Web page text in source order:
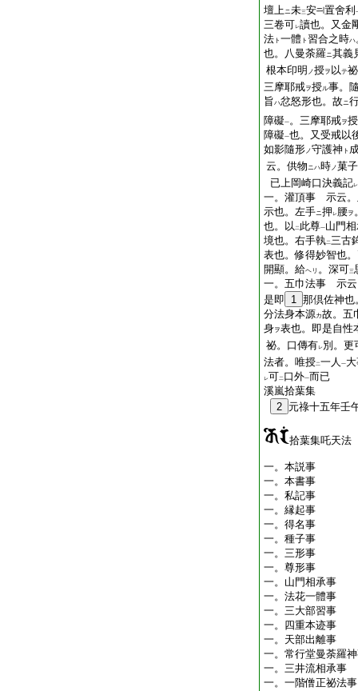
壇上ニ未三安 置舍利
三卷可レ讀也。又金
法 ト 一體 ト 習合之時ハ
也。八曼荼羅ニ其義
根本印明 ノ授ヲ 以テ
三摩耶戒ヲ授ル事。
旨ハ忿怒形也。故ニ
障礙一。三摩耶戒ヲ授
障礙一也。又受戒以
如影隨形ノ守護神 ト
云。供物ニハ時ノ菓
已上岡崎口決義記レ
一。灌頂事 示云。
示也。左手ニ押 レ腰ヲ
也。以 二 此尊一山門
境也。右手執二三古
表也。修得妙智也
開顯。給ヘリ 。深可三
一。五巾法事 示云
是即
1 那倶佐神也
分法身本源カ故。五
身ヲ表也。即是自性
祕。口傳有レ別。更
法者。唯授二一人 一
レ可二 口外一而已
溪嵐拾葉集
2 元祿十五年壬
拾葉集吒天法
一。本説事
一。本書事
一。私記事
一。縁起事
一。得名事
一。種子事
一。三形事
一。尊形事
一。山門相承事
一。法花一體事
一。三大部習事
一。四重本迹事
一。天部出離事
一。常行堂曼荼羅
一。三井流相承事
一。一階僧正祕法事